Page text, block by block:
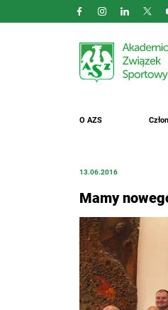
O AZS
13.06.2016
Mamy